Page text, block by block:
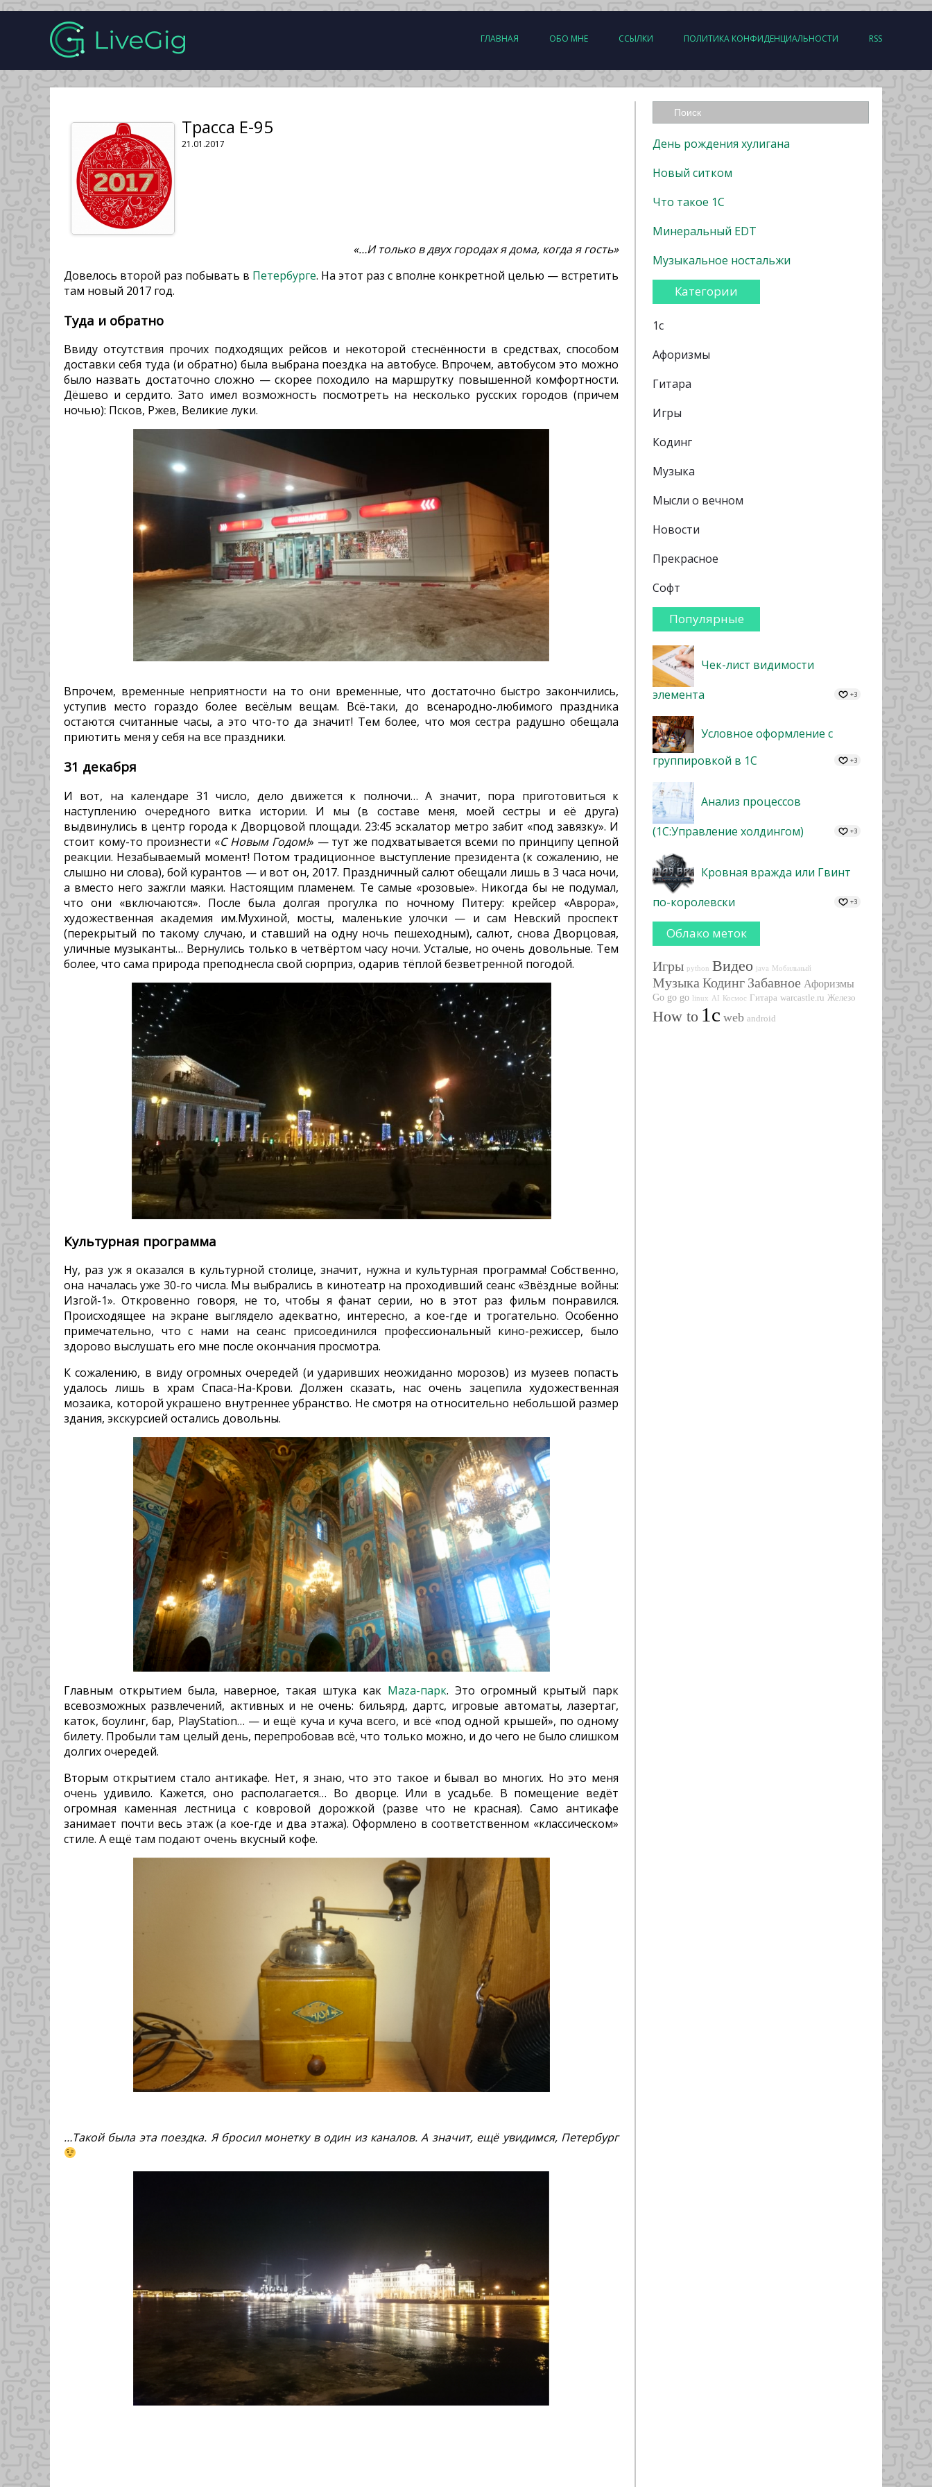
ГЛАВНАЯ ОБО МНЕ ССЫЛКИ ПОЛИТИКА КОНФИДЕНЦИАЛЬНОСТИ RSS
Трасса Е-95
21.01.2017
«…И только в двух городах я дома, когда я гость»
Довелось второй раз побывать в Петербурге. На этот раз с вполне конкретной целью — встретить
там новый 2017 год.
Туда и обратно
Ввиду отсутствия прочих подходящих рейсов и некоторой стеснённости в средствах, способом
доставки себя туда (и обратно) была выбрана поездка на автобусе. Впрочем, автобусом это можно
было назвать достаточно сложно — скорее походило на маршрутку повышенной комфортности.
Дёшево и сердито. Зато имел возможность посмотреть на несколько русских городов (причем
ночью): Псков, Ржев, Великие луки.
Впрочем, временные неприятности на то они временные, что достаточно быстро закончились,
уступив место гораздо более весёлым вещам. Всё-таки, до всенародно-любимого праздника
остаются считанные часы, а это что-то да значит! Тем более, что моя сестра радушно обещала
приютить меня у себя на все праздники.
31 декабря
И вот, на календаре 31 число, дело движется к полночи… А значит, пора приготовиться к
наступлению очередного витка истории. И мы (в составе меня, моей сестры и её друга)
выдвинулись в центр города к Дворцовой площади. 23:45 эскалатор метро забит «под завязку». И
стоит кому-то произнести «С Новым Годом!» — тут же подхватывается всеми по принципу цепной
реакции. Незабываемый момент! Потом традиционное выступление президента (к сожалению, не
слышно ни слова), бой курантов — и вот он, 2017. Праздничный салют обещали лишь в 3 часа ночи,
а вместо него зажгли маяки. Настоящим пламенем. Те самые «розовые». Никогда бы не подумал,
что они «включаются». После была долгая прогулка по ночному Питеру: крейсер «Аврора»,
художественная академия им.Мухиной, мосты, маленькие улочки — и сам Невский проспект
(перекрытый по такому случаю, и ставший на одну ночь пешеходным), салют, снова Дворцовая,
уличные музыканты… Вернулись только в четвёртом часу ночи. Усталые, но очень довольные. Тем
более, что сама природа преподнесла свой сюрприз, одарив тёплой безветренной погодой.
Культурная программа
Ну, раз уж я оказался в культурной столице, значит, нужна и культурная программа! Собственно,
она началась уже 30-го числа. Мы выбрались в кинотеатр на проходивший сеанс «Звёздные войны:
Изгой-1». Откровенно говоря, не то, чтобы я фанат серии, но в этот раз фильм понравился.
Происходящее на экране выглядело адекватно, интересно, а кое-где и трогательно. Особенно
примечательно, что с нами на сеанс присоединился профессиональный кино-режиссер, было
здорово выслушать его мне после окончания просмотра.
К сожалению, в виду огромных очередей (и ударивших неожиданно морозов) из музеев попасть
удалось лишь в храм Спаса-На-Крови. Должен сказать, нас очень зацепила художественная
мозаика, которой украшено внутреннее убранство. Не смотря на относительно небольшой размер
здания, экскурсией остались довольны.
Главным открытием была, наверное, такая штука как Maza-парк. Это огромный крытый парк
всевозможных развлечений, активных и не очень: бильярд, дартс, игровые автоматы, лазертаг,
каток, боулинг, бар, PlayStation… — и ещё куча и куча всего, и всё «под одной крышей», по одному
билету. Пробыли там целый день, перепробовав всё, что только можно, и до чего не было слишком
долгих очередей.
Вторым открытием стало антикафе. Нет, я знаю, что это такое и бывал во многих. Но это меня
очень удивило. Кажется, оно располагается… Во дворце. Или в усадьбе. В помещение ведёт
огромная каменная лестница с ковровой дорожкой (разве что не красная). Само антикафе
занимает почти весь этаж (а кое-где и два этажа). Оформлено в соответственном «классическом»
стиле. А ещё там подают очень вкусный кофе.
…Такой была эта поездка. Я бросил монетку в один из каналов. А значит, ещё увидимся, Петербург
День рождения хулигана
Новый ситком
Что такое 1С
Минеральный EDT
Музыкальное ностальжи
Категории
1с
Афоризмы
Гитара
Игры
Кодинг
Музыка
Мысли о вечном
Новости
Прекрасное
Софт
Популярные
Чек-лист видимости
элемента
+3
Условное оформление с
группировкой в 1С
+3
Анализ процессов
(1С:Управление холдингом)
+3
Кровная вражда или Гвинт
по-королевски
+3
Облако меток
Игры python Видео java Мобильный
Музыка Кодинг Забавное Афоризмы
Go go go linux AI Космос Гитара warcastle.ru Железо
How to 1с web android